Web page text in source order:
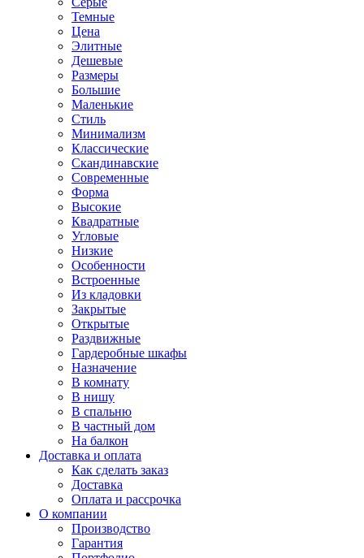
Темные
Цена
Элитные
Дешевые
Размеры
Большие
Маленькие
Стиль
Минимализм
Классические
Скандинавские
Современные
Форма
Высокие
Квадратные
Угловые
Низкие
Особенности
Встроенные
Из кладовки
Закрытые
Открытые
Раздвижные
Гардеробные шкафы
Назначение
В комнату
В нишу
В спальню
В частный дом
На балкон
Доставка и оплата
Как сделать заказ
Доставка
Оплата и рассрочка
О компании
Производство
Гарантия